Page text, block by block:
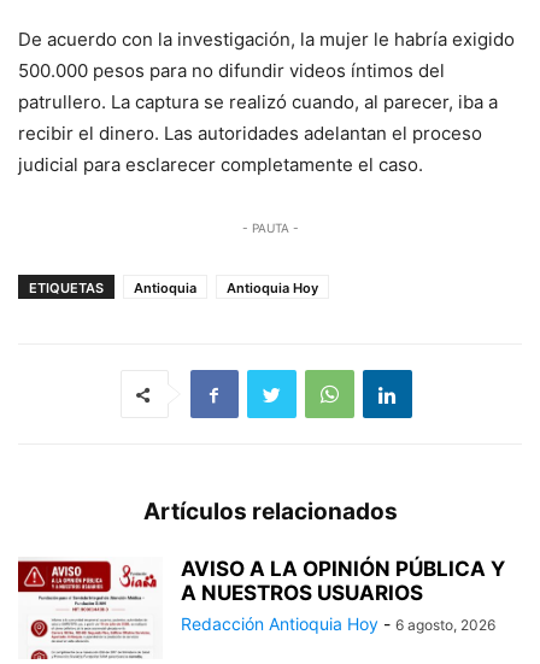
De acuerdo con la investigación, la mujer le habría exigido
500.000 pesos para no difundir videos íntimos del
patrullero. La captura se realizó cuando, al parecer, iba a
recibir el dinero. Las autoridades adelantan el proceso
judicial para esclarecer completamente el caso.
- PAUTA -
ETIQUETAS Antioquia Antioquia Hoy
Artículos relacionados
AVISO A LA OPINIÓN PÚBLICA Y
A NUESTROS USUARIOS
Redacción Antioquia Hoy - 6 agosto, 2026